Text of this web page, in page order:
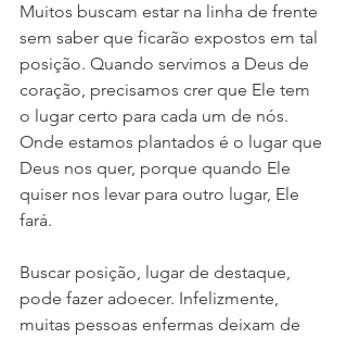
Muitos buscam estar na linha de frente
sem saber que ficarão expostos em tal
posição. Quando servimos a Deus de
coração, precisamos crer que Ele tem
o lugar certo para cada um de nós.
Onde estamos plantados é o lugar que
Deus nos quer, porque quando Ele
quiser nos levar para outro lugar, Ele
fará.
Buscar posição, lugar de destaque,
pode fazer adoecer. Infelizmente,
muitas pessoas enfermas deixam de